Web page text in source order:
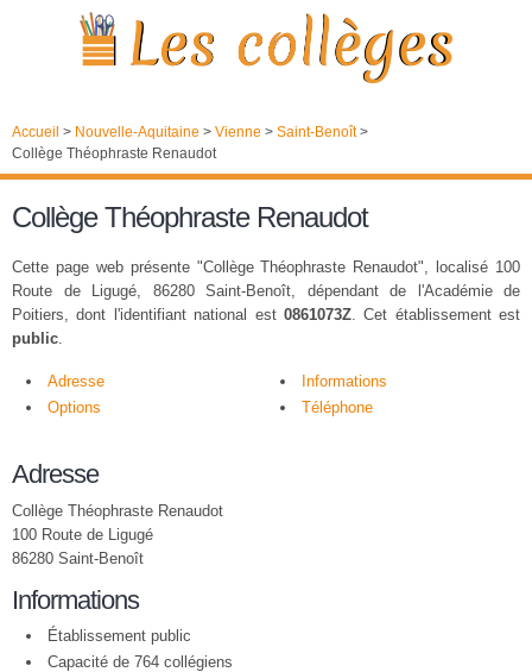
Accueil > Nouvelle-Aquitaine > Vienne > Saint-Benoît>
Collège Théophraste Renaudot
Collège Théophraste Renaudot
Cette page web présente "Collège Théophraste Renaudot", localisé 100
Route de Ligugé, 86280 Saint-Benoît, dépendant de l'Académie de
Poitiers, dont l'identifiant national est 0861073Z. Cet établissement est
public.
Adresse
Informations
Options
Téléphone
Adresse
Collège Théophraste Renaudot
100 Route de Ligugé
86280 Saint-Benoît
Informations
Établissement public
Capacité de 764 collégiens